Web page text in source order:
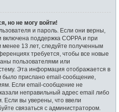
но не могу войти!
и пароль. Если они верны,
поддержка COPPA и при
менее 13 лет, следуйте полученным
требуется, чтобы все новые
пользователями или
Эта информация отображается в
было прислано email-сообщение,
Если email-сообщение не
неправильный адрес email либо
Если вы уверены, что ввели
связаться с администратором.